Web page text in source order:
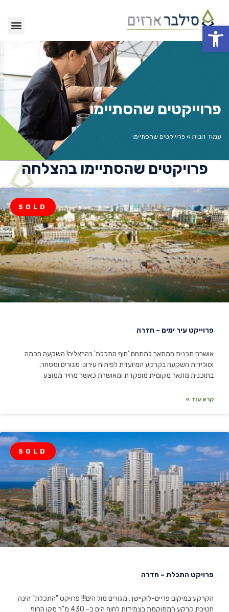
פתח סרגל נגישות
פרוייקטים שהסתיימו
פרוייקטים שהסתיימו
עמוד הבית » פרוייקטים שהסתיימו
פרויקטים שהסתיימו בהצלחה
SOLD
פרוייקט עיר ימים – חדרה
אושרה תכנית המתאר למתחם 'חוף התכלת' בהרצליה! השקעה חכמה
וסולידית השקעה בקרקע המיועדת לפיתוח עירוני מגורים ומסחר,
בתוכנית מתאר מקומית מופקדת ומאושרת כאשר מחיר ממוצע
קרא עוד »
SOLD
פרויקט התכלת – חדרה
הקרקע במיקום פריים-לוקיישן . מגורים מול הים!!! פרויקט "התכלת" הינה
חטיבת קרקע הממוקמת בצמידות לחוף הים כ- 430 מ"ר מקו החוף